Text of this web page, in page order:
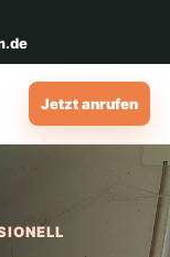
Jetzt anrufen